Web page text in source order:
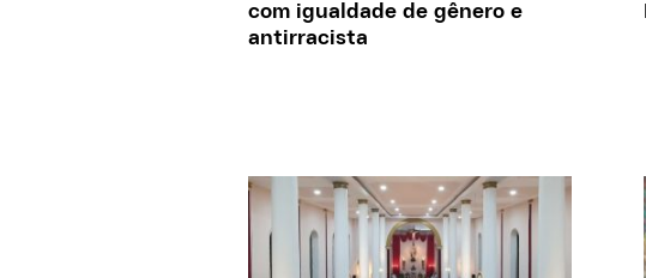
com igualdade de gênero e
antirracista